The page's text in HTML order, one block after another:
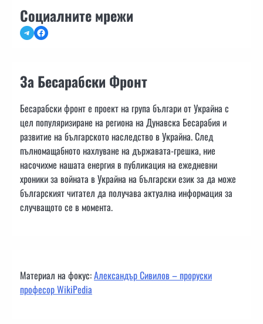
Социалните мрежи
TelegramFacebook
За Бесарабски Фронт
Бесарабски фронт е проект на група българи от Украйна с
цел популяризиране на региона на Дунавска Бесарабия и
развитие на българското наследство в Украйна. След
пълномащабното нахлуване на държавата-грешка, ние
насочихме нашата енергия в публикация на ежедневни
хроники за войната в Украйна на български език за да може
българският читател да получава актуална информация за
случващото се в момента.
Материал на фокус:Александър Сивилов – проруски
професор WikiPedia